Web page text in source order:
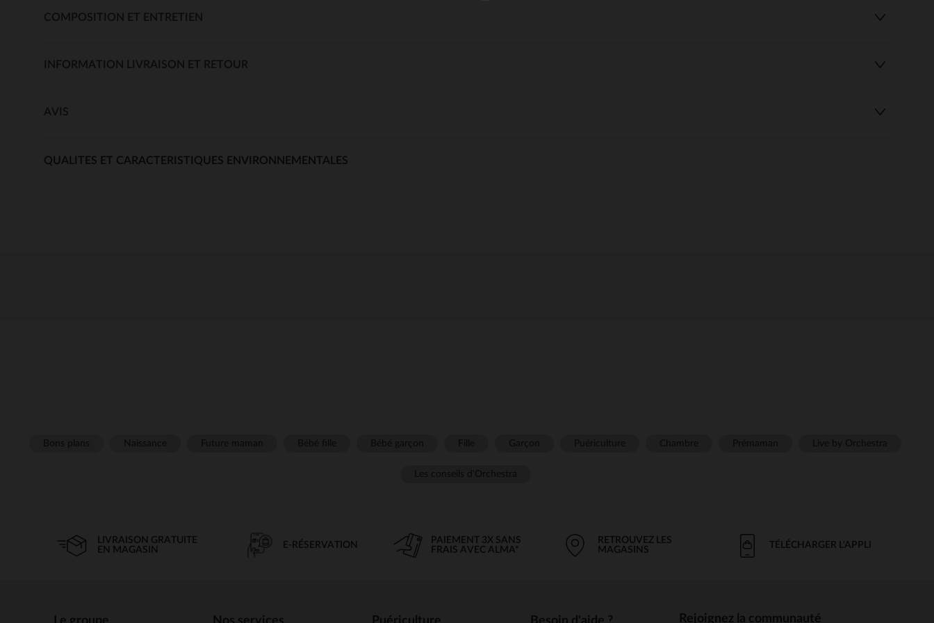
COMPOSITION ET ENTRETIEN
INFORMATION LIVRAISON ET RETOUR
AVIS
QUALITES ET CARACTERISTIQUES ENVIRONNEMENTALES
LIVRAISON GRATUITE
EN MAGASIN
E-RÉSERVATION
PAIEMENT 3X SANS
FRAIS AVEC ALMA*
RETROUVEZ LES
MAGASINS
TÉLÉCHARGER L'APPLI
Rejoignez la communauté